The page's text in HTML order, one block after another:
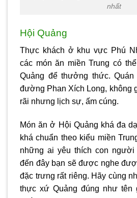
nhất
Hội Quảng
Thực khách ở khu vực Phú
các món ăn miền Trung có
Quảng để thưởng thức. Quán
đường Phan Xích Long, không
rãi nhưng lịch sự, ấm cúng.
Món ăn ở Hội Quảng khá đa
khá chuẩn theo kiểu miền
những ai yêu thích con người
đến đây bạn sẽ được nghe
đặc trưng rất riêng. Hãy cùng
thực xứ Quảng đúng như tên